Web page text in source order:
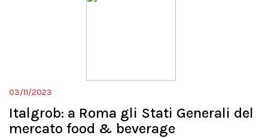
03/11/2023
Italgrob: a Roma gli Stati Generali del
mercato food & beverage